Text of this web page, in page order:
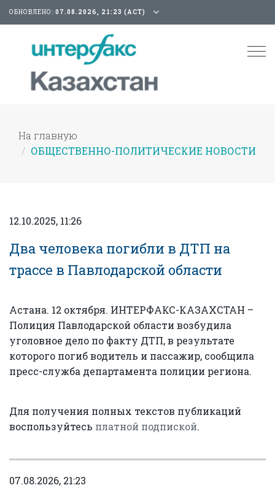
ОБНОВЛЕНО: 07.08.2026, 21:23 (АСТ)
На главную
ОБЩЕСТВЕННО-ПОЛИТИЧЕСКИЕ НОВОСТИ
12.10.2025, 11:26
Два человека погибли в ДТП на
трассе в Павлодарской области
Астана. 12 октября. ИНТЕРФАКС-КАЗАХСТАН –
Полиция Павлодарской области возбудила
уголовное дело по факту ДТП, в результате
которого погиб водитель и пассажир, сообщила
пресс-служба департамента полиции региона.
Для получения полных текстов публикаций
воспользуйтесь платной подпиской.
07.08.2026, 21:23